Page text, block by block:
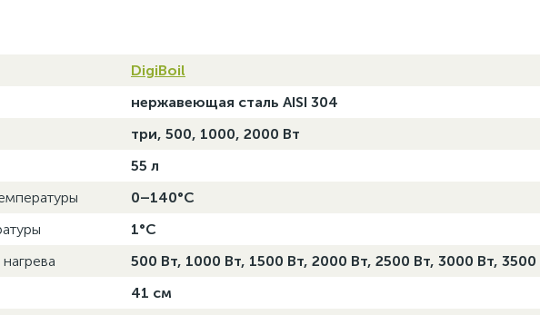
DigiBoil
нержавеющая сталь AISI 304
три, 500, 1000, 2000 Вт
55 л
0–140°C
1°C
500 Вт, 1000 Вт, 1500 Вт, 2000 Вт, 2500 Вт, 3000 Вт, 3500
41 см